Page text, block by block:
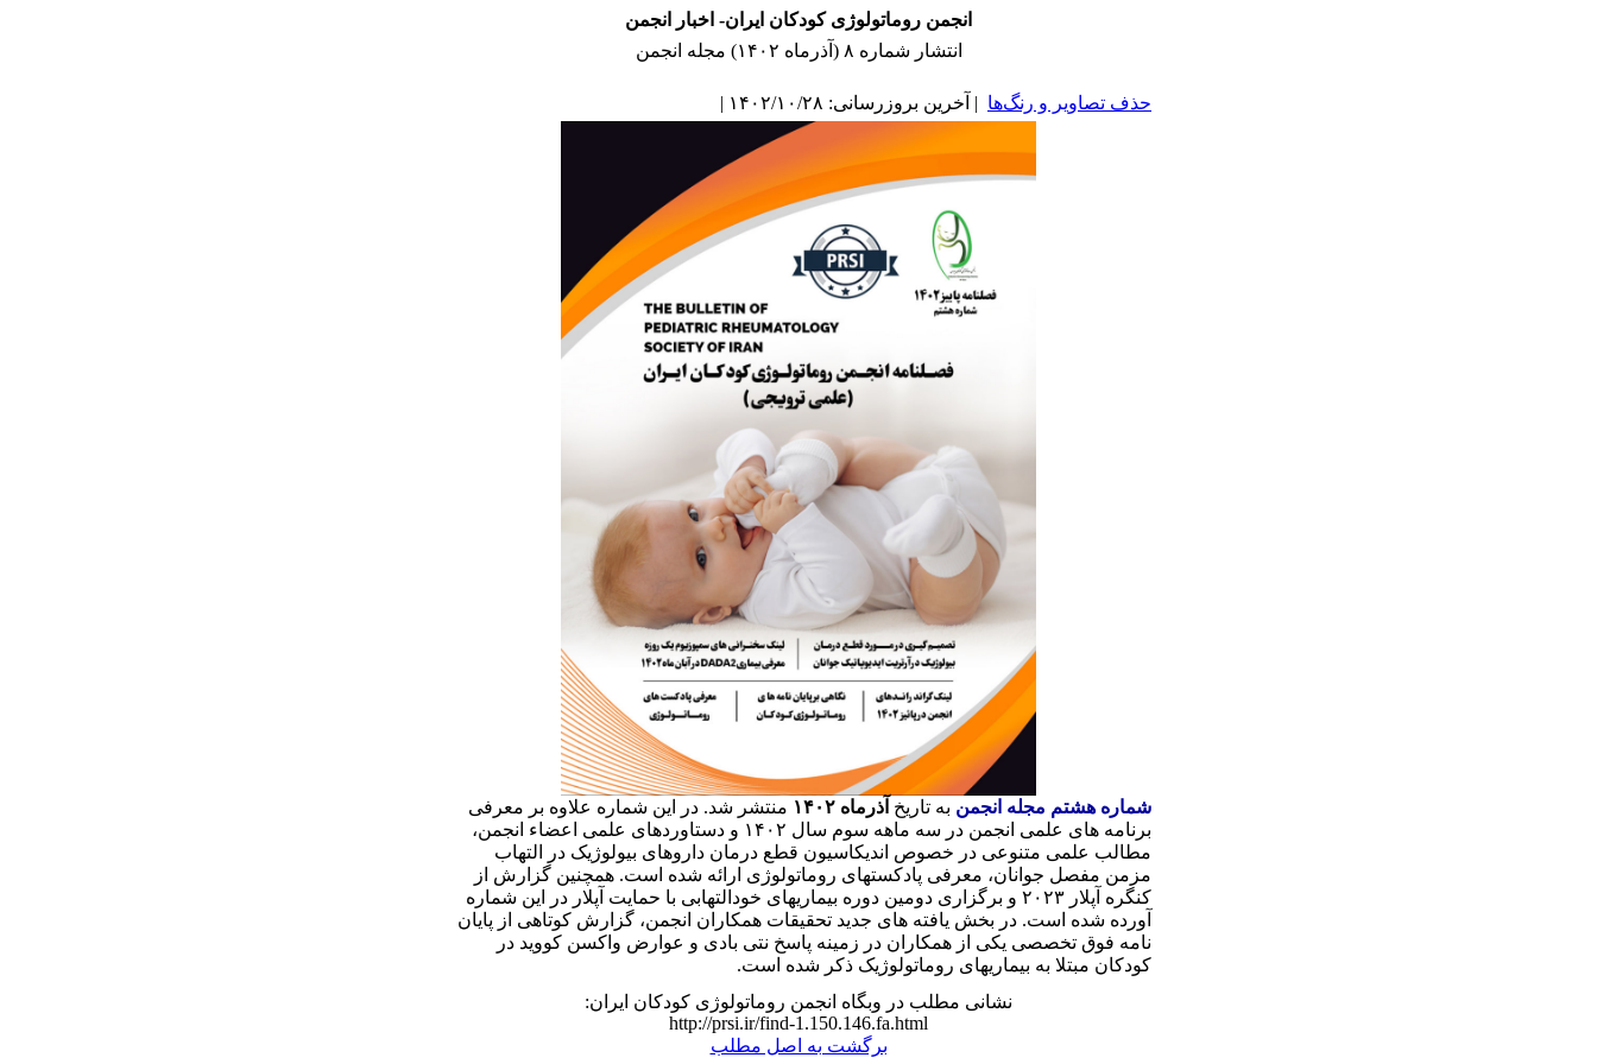
انجمن روماتولوژی کودکان ایران- اخبار انجمن
انتشار شماره ۸ (آذرماه ۱۴۰۲) مجله انجمن
حذف تصاویر و رنگ‌ها | آخرین بروزرسانی: ۱۴۰۲/۱۰/۲۸ |
شماره هشتم مجله انجمن به تاریخ آذرماه ۱۴۰۲
منتشر شد. در این شماره علاوه بر معرفی
برنامه های علمی انجمن در سه ماهه سوم سال ۱۴۰۲ و دستاوردهای علمی اعضاء انجمن،
مطالب علمی متنوعی در خصوص اندیکاسیون قطع درمان داروهای بیولوژیک در التهاب
مزمن مفصل جوانان، معرفی پادکستهای روماتولوژی ارائه شده است. همچنین گزارش از
کنگره آپلار ۲۰۲۳ و برگزاری دومین دوره بیماریهای خودالتهابی با حمایت آپلار در این شماره
آورده شده است. در بخش یافته های جدید تحقیقات همکاران انجمن، گزارش کوتاهی از پایان
نامه فوق تخصصی یکی از همکاران در زمینه پاسخ نتی بادی و عوارض واکسن کووید در
کودکان مبتلا به بیماریهای روماتولوژیک ذکر شده است.
نشانی مطلب در وبگاه انجمن روماتولوژی کودکان ایران:
http://prsi.ir/find-1.150.146.fa.html
برگشت به اصل مطلب